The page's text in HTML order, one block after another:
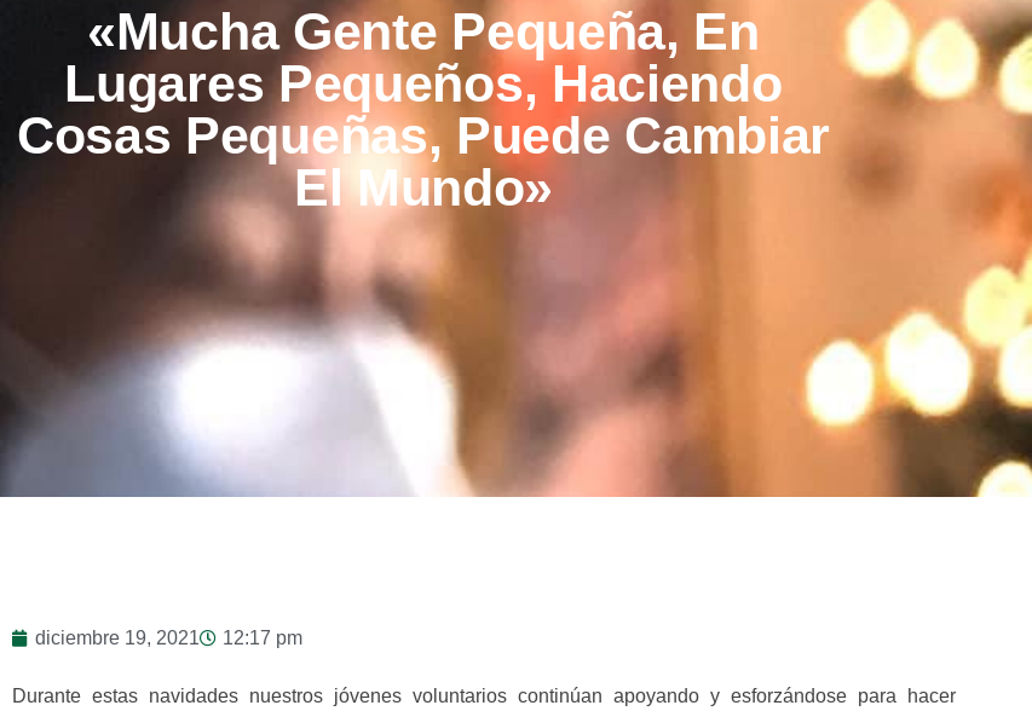
«Mucha Gente Pequeña, En
Lugares Pequeños, Haciendo
Cosas Pequeñas, Puede Cambiar
El Mundo»
diciembre 19, 2021 12:17 pm
Durante estas navidades nuestros jóvenes voluntarios continúan apoyando y esforzándose para hacer